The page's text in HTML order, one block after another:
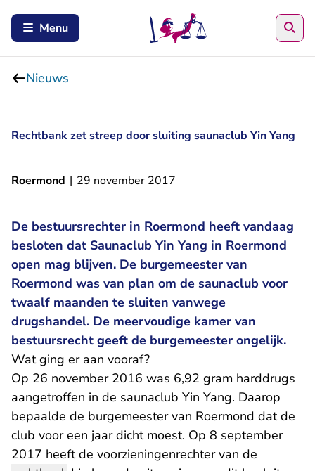
Menu
Nieuws
Rechtbank zet streep door sluiting saunaclub Yin Yang
Roermond | 29 november 2017
De bestuursrechter in Roermond heeft vandaag
besloten dat Saunaclub Yin Yang in Roermond
open mag blijven. De burgemeester van
Roermond was van plan om de saunaclub voor
twaalf maanden te sluiten vanwege
drugshandel. De meervoudige kamer van
bestuursrecht geeft de burgemeester ongelijk.
Wat ging er aan vooraf?
Op 26 november 2016 was 6,92 gram harddrugs
aangetroffen in de saunaclub Yin Yang. Daarop
bepaalde de burgemeester van Roermond dat de
club voor een jaar dicht moest. Op 8 september
2017 heeft de voorzieningenrechter van de